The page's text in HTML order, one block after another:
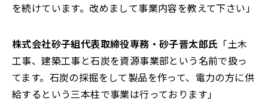
を続けています。改めまして事業内容を教えて下さい」
株式会社砂子組代表取締役専務・砂子晋太郎氏 「土木
工事、建築工事と石炭を資源事業部という名前で扱っ
てます。石炭の採掘をして製品を作って、電力の方に供
給するという三本柱で事業は行っております」